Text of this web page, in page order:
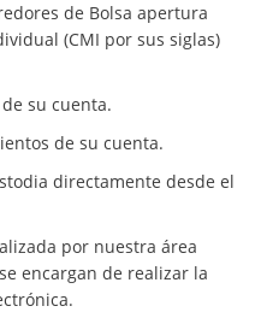
de Bolsa apertura
(CMI por sus siglas)
su cuenta.
de su cuenta.
directamente desde el
por nuestra área
encargan de realizar la